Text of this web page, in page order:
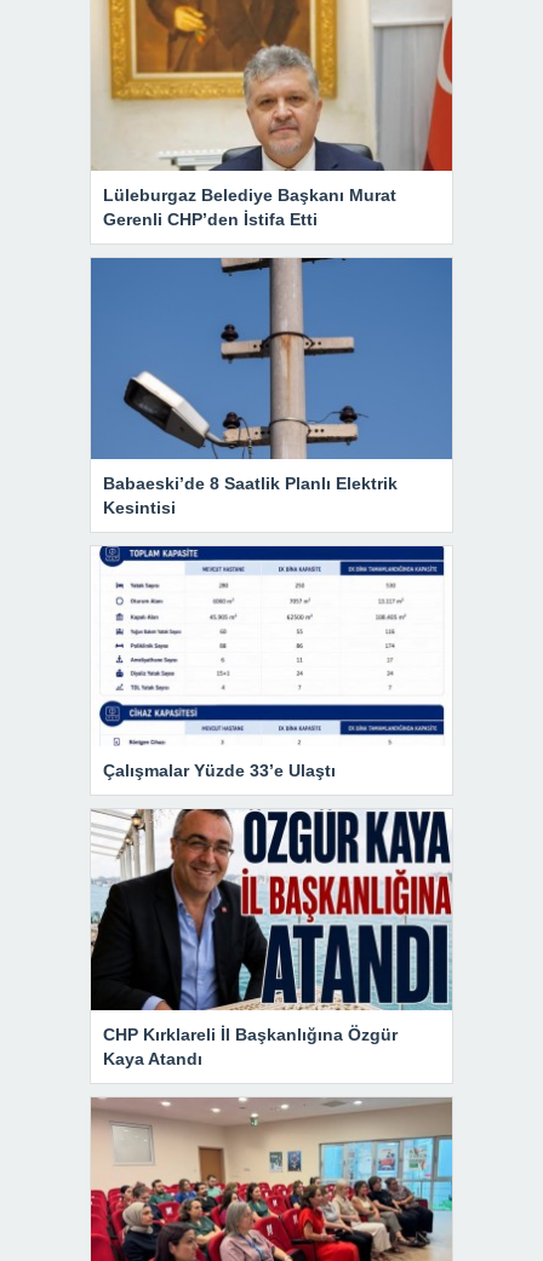
Lüleburgaz Belediye Başkanı Murat
Gerenli CHP’den İstifa Etti
Babaeski’de 8 Saatlik Planlı Elektrik
Kesintisi
Çalışmalar Yüzde 33’e Ulaştı
CHP Kırklareli İl Başkanlığına Özgür
Kaya Atandı